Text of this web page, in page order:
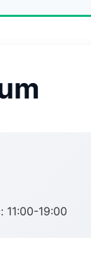
11:00-19:00